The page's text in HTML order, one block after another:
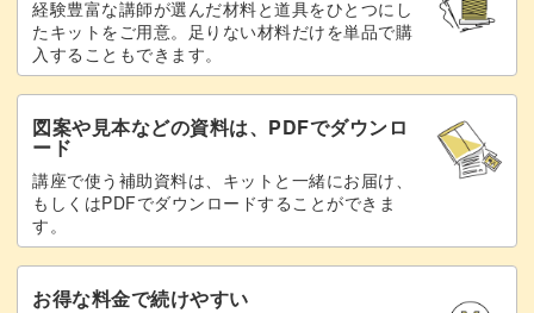
経験豊富な講師が選んだ材料と道具をひとつにし
たキットをご用意。足りない材料だけを単品で購
入することもできます。
図案や見本などの資料は、PDFでダウンロ
ード
講座で使う補助資料は、キットと一緒にお届け、
もしくはPDFでダウンロードすることができま
す。
お得な料金で続けやすい